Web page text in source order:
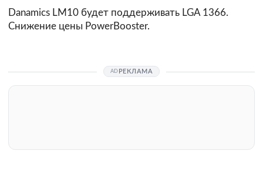
Danamics LM10 будет поддерживать LGA 1366.
Снижение цены PowerBooster.
РЕКЛАМА